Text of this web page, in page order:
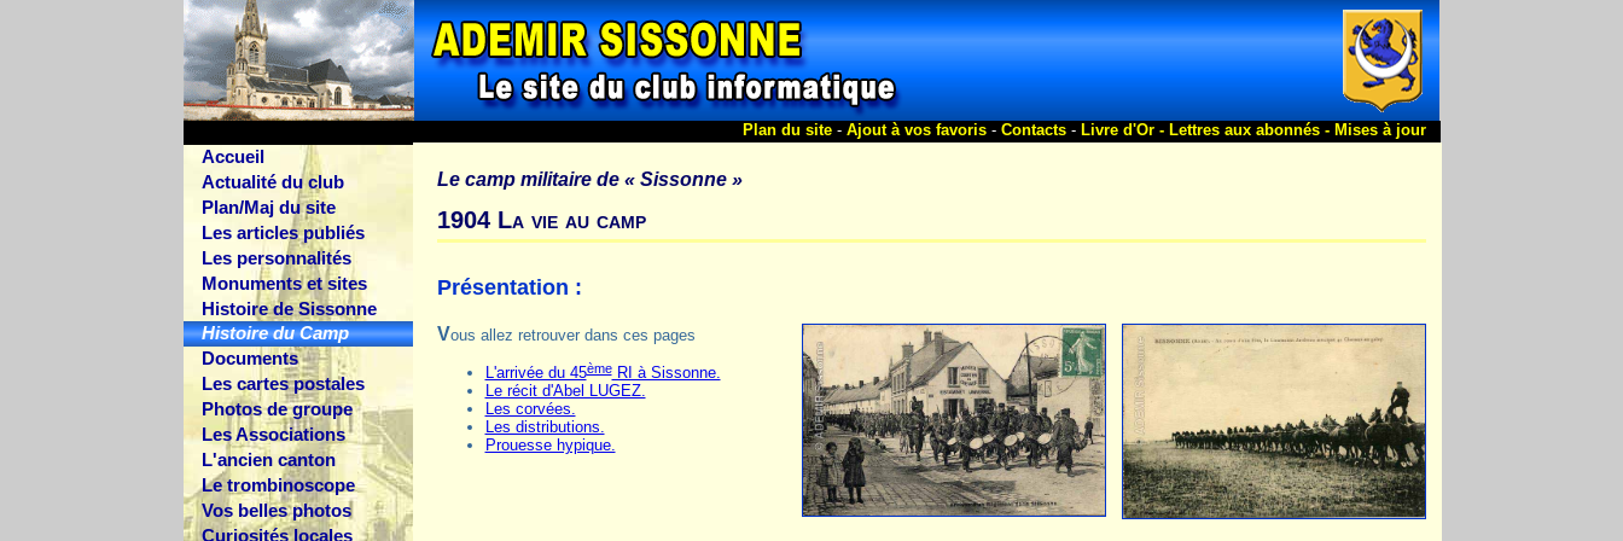
Accueil
Actualité du club
Plan/Maj du site
Les articles publiés
Les personnalités
Monuments et sites
Histoire de Sissonne
Histoire du Camp
Documents
Les cartes postales
Photos de groupe
Les Associations
L'ancien canton
Le trombinoscope
Vos belles photos
Curiosités locales
Plan du site- Ajout à vos favoris- Contacts- Livre d'Or - Lettres aux abonnés - Mises à jour
Le camp militaire de « Sissonne »
1904 La vie au camp
Présentation :
Vous allez retrouver dans ces pages
L'arrivée du 45èmeRI à Sissonne.
Le récit d'Abel LUGEZ.
Les corvées.
Les distributions.
Prouesse hypique.